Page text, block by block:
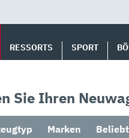
RESSORTS SPORT
Sie Ihren
Marken